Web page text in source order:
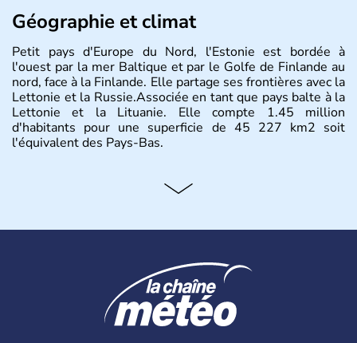
Géographie et climat
Petit pays d'Europe du Nord, l'Estonie est bordée à
l'ouest par la mer Baltique et par le Golfe de Finlande au
nord, face à la Finlande. Elle partage ses frontières avec la
Lettonie et la Russie.Associée en tant que pays balte à la
Lettonie et la Lituanie. Elle compte 1.45 million
d'habitants pour une superficie de 45 227 km2 soit
l'équivalent des Pays-Bas.